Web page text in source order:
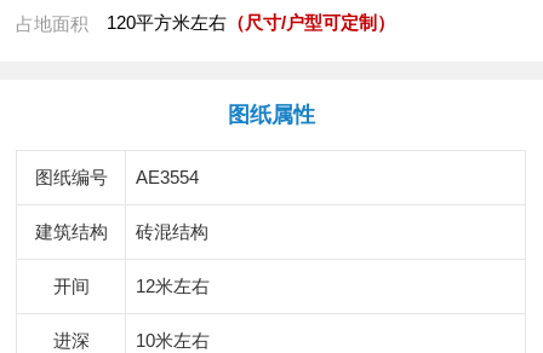
占地面积 120平方米左右 （尺寸/户型可定制）
图纸属性
图纸编号 AE3554
建筑结构 砖混结构
开间 12米左右
进深 10米左右